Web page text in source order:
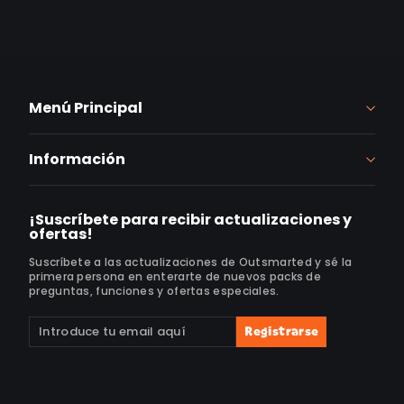
Menú Principal
Información
¡Suscríbete para recibir actualizaciones y
ofertas!
Suscríbete a las actualizaciones de Outsmarted y sé la
primera persona en enterarte de nuevos packs de
preguntas, funciones y ofertas especiales.
Suscríbete
a
Suscribir Registrarse